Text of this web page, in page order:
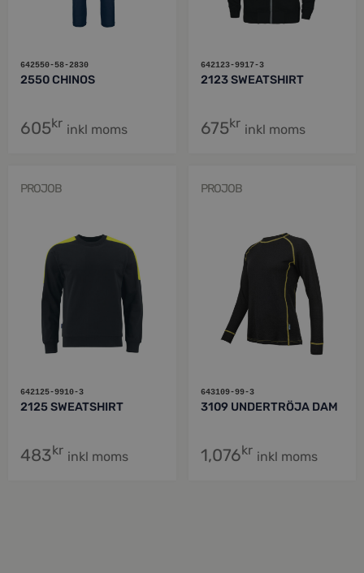
642550-58-2830
2550 CHINOS
605kr inkl moms
642123-9917-3
2123 SWEATSHIRT
675kr inkl moms
PROJOB
642125-9910-3
2125 SWEATSHIRT
483kr inkl moms
PROJOB
643109-99-3
3109 UNDERTRÖJA DAM
1,076kr inkl moms